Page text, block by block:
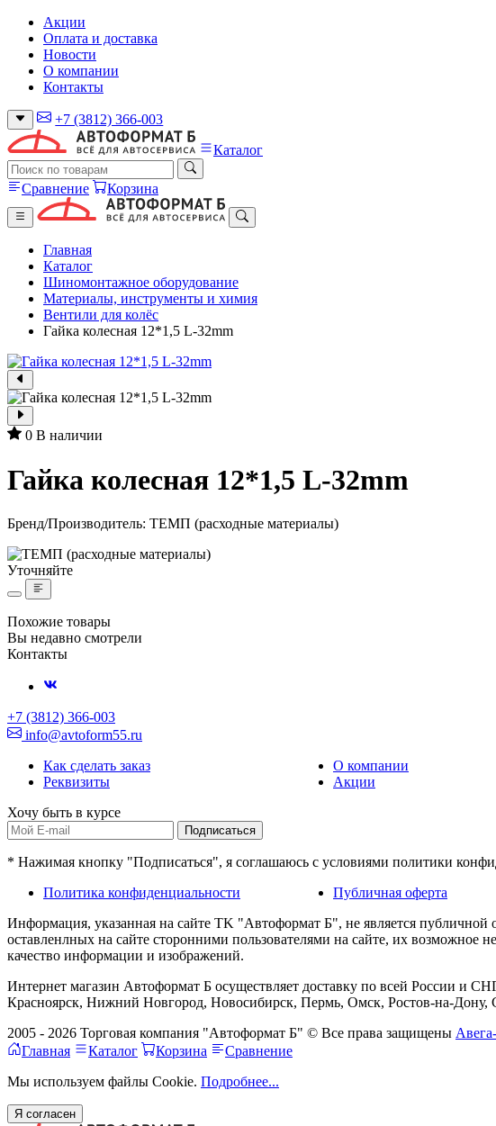
Акции
Оплата и доставка
Новости
О компании
Контакты
+7 (3812) 366-003
Каталог
Сравнение Корзина
Главная
Каталог
Шиномонтажное оборудование
Материалы, инструменты и химия
Вентили для колёс
Гайка колесная 12*1,5 L-32mm
0 В наличии
Гайка колесная 12*1,5 L-32mm
Бренд/Производитель: ТЕМП (расходные материалы)
Уточняйте
Похожие товары
Вы недавно смотрели
Контакты
+7 (3812) 366-003
info@avtoform55.ru
Как сделать заказ
О компании
Реквизиты
Акции
Хочу быть в курсе
Подписаться
* Нажимая кнопку "Подписаться", я соглашаюсь с условиями политики
Политика конфиденциальности
Публичная оферта
Информация, указанная на сайте TK "Автоформат Б", не является публичной
оставленлных на сайте сторонними пользователями на сайте, их возможное
качество информации и изображений.
Интернет магазин Автоформат Б осуществляет доставку по всей России и
Красноярск, Нижний Новгород, Новосибирск, Пермь, Омск, Ростов-на-
2005 - 2026 Торговая компания "Автоформат Б" © Все права защищены
Главная
Каталог Корзина
Сравнение
Мы используем файлы Cookie. Подробнее...
Я согласен